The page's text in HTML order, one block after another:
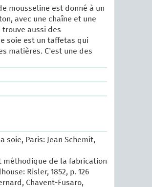
mousseline est donné à un
avec une chaîne et une
aussi des
soie est un taffetas qui
matières. C'est une des
soie, Paris: Jean Schemit,
méthodique de la fabrication
Risler, 1852, p. 126
Chavent-Fusaro,